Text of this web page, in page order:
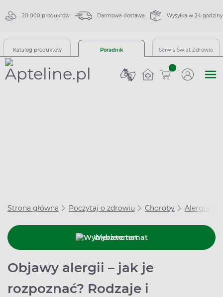
20 000 produktów Darmowa dostawa Wysyłka w 24 godziny
Katalog produktów Poradnik Serwis Świat Zdrowia
sztuk
Strona główna Poczytaj o zdrowiu Choroby Alergia
Wybierz temat
Objawy alergii – jak je
rozpoznać? Rodzaje i